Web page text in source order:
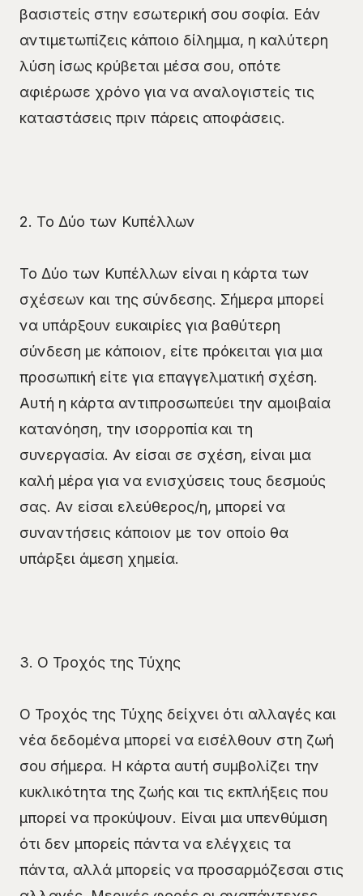
βασιστείς στην εσωτερική σου σοφία. Εάν
αντιμετωπίζεις κάποιο δίλημμα, η καλύτερη
λύση ίσως κρύβεται μέσα σου, οπότε
αφιέρωσε χρόνο για να αναλογιστείς τις
καταστάσεις πριν πάρεις αποφάσεις.
2. Το Δύο των Κυπέλλων
Το Δύο των Κυπέλλων είναι η κάρτα των
σχέσεων και της σύνδεσης. Σήμερα μπορεί
να υπάρξουν ευκαιρίες για βαθύτερη
σύνδεση με κάποιον, είτε πρόκειται για μια
προσωπική είτε για επαγγελματική σχέση.
Αυτή η κάρτα αντιπροσωπεύει την αμοιβαία
κατανόηση, την ισορροπία και τη
συνεργασία. Αν είσαι σε σχέση, είναι μια
καλή μέρα για να ενισχύσεις τους δεσμούς
σας. Αν είσαι ελεύθερος/η, μπορεί να
συναντήσεις κάποιον με τον οποίο θα
υπάρξει άμεση χημεία.
3. Ο Τροχός της Τύχης
Ο Τροχός της Τύχης δείχνει ότι αλλαγές και
νέα δεδομένα μπορεί να εισέλθουν στη ζωή
σου σήμερα. Η κάρτα αυτή συμβολίζει την
κυκλικότητα της ζωής και τις εκπλήξεις που
μπορεί να προκύψουν. Είναι μια υπενθύμιση
ότι δεν μπορείς πάντα να ελέγχεις τα
πάντα, αλλά μπορείς να προσαρμόζεσαι στις